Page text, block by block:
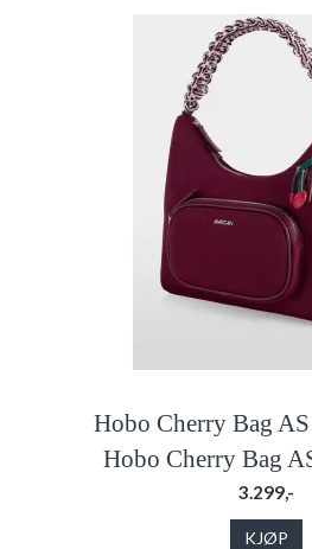
Hobo Cherry Bag
Hobo Cherry Bag
3.299,-
KJØP